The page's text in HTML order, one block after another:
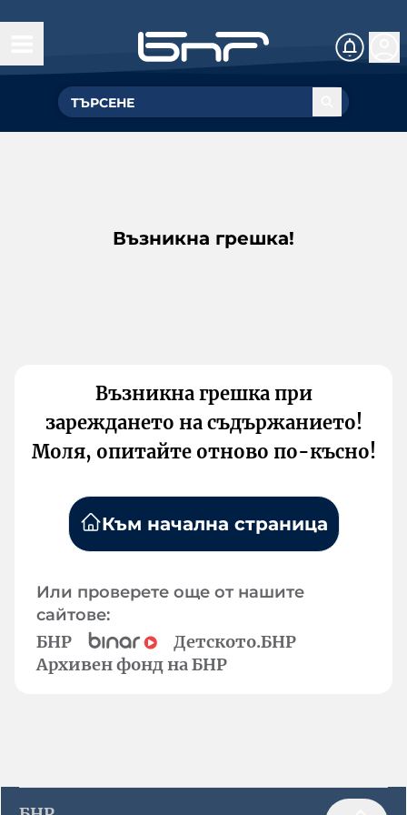
Възникна грешка!
Възникна грешка при
зареждането на съдържанието!
Моля, опитайте отново по-късно!
Към начална страница
Или проверете още от нашите
сайтове:
БНР
Детското.БНР
Архивен фонд на БНР